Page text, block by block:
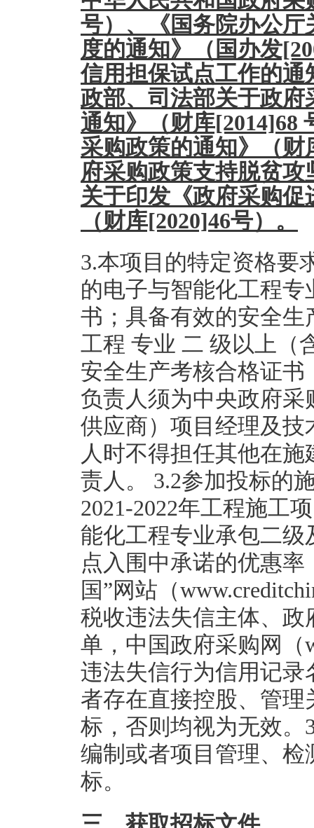
号）、《国务院办公
度的通知》（国办发
信用担保试点工作的通
政部、司法部关于政
通知》（财库[2014]68
采购政策的通知》（财
府采购政策支持脱贫攻
关于印发《政府采购
（财库[2020]46号）。
3.本项目的特定资格要
的电子与智能化工程
书；具备有效的安全
工程 专业 二 级以上（
安全生产考核合格证
负责人须为中央政府
供应商）项目经理及
人时不得担任其他在
责人。 3.2参加投标的
2021-2022年工程施工
能化工程专业承包二
点入围中承诺的优惠率
国”网站（
税收违法失信主体、
单，中国政府采购网（
违法失信行为信用记录
者存在直接控股、管
标，否则均视为无效。
编制或者项目管理、
标。